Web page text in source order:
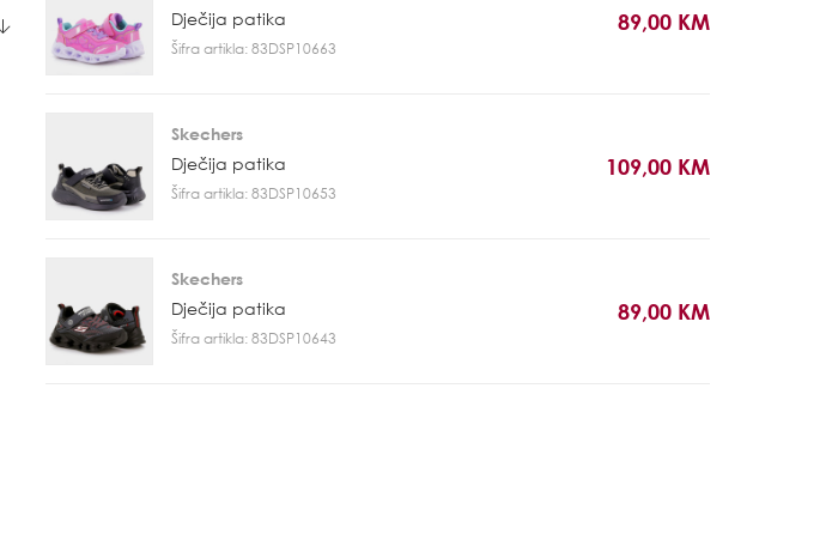
Dječija patika
Šifra artikla: 83DSP10663
89,00 KM
Skechers
Dječija patika
Šifra artikla: 83DSP10653
109,00 KM
Skechers
Dječija patika
Šifra artikla: 83DSP10643
89,00 KM